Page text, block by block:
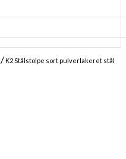
/K2 Stålstolpe sort pulverlakeret stål